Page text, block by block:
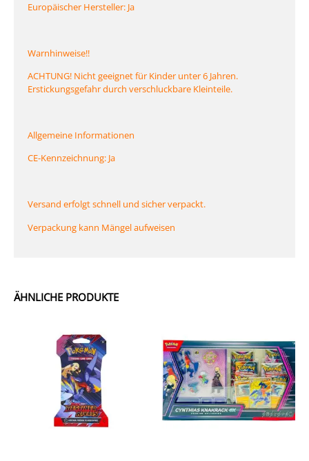
ÄHNLICHE PRODUKTE
Europäischer Hersteller: Ja
Warnhinweise!!
ACHTUNG! Nicht geeignet für Kinder unter 6 Jahren.
Erstickungsgefahr durch verschluckbare Kleinteile.
Allgemeine Informationen
CE-Kennzeichnung: Ja
Versand erfolgt schnell und sicher verpackt.
Verpackung kann Mängel aufweisen